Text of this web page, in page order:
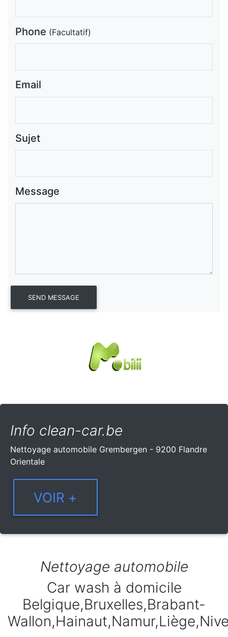
Phone (Facultatif)
Email
Sujet
Message
Info clean-car.be
Nettoyage automobile Grembergen - 9200 Flandre
Orientale
Nettoyage automobile
Car wash à domicile
Belgique,Bruxelles,Brabant-